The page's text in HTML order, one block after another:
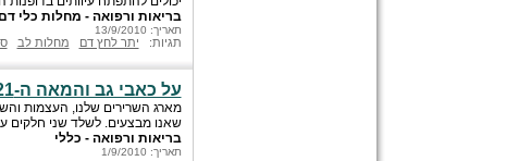
בריאות ורפואה - מחלות כלי דם
תאריך: 13/9/2010
תגיות: יתר לחץ דם מחלות לב
על כאבי גב והמאה ה-21
מארג השרירים שלנו, העצמות
שאנו מבצעים. לשלד שני חלקים
בריאות ורפואה - כללי
תאריך: 1/9/2010